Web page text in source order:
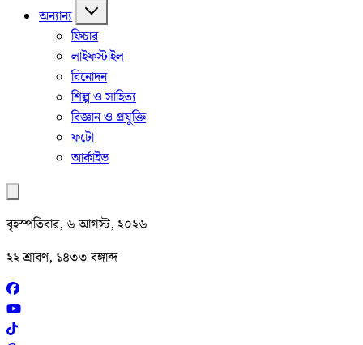
অন্যান্য
ফিচার
লাইফস্টাইল
বিনোদন
শিল্প ও সাহিত্য
বিজ্ঞান ও প্রযুক্তি
ফটো
আর্কাইভ
বৃহস্পতিবার, ৬ আগস্ট, ২০২৬
২২ শ্রাবণ, ১৪৩৩ বঙ্গাব্দ